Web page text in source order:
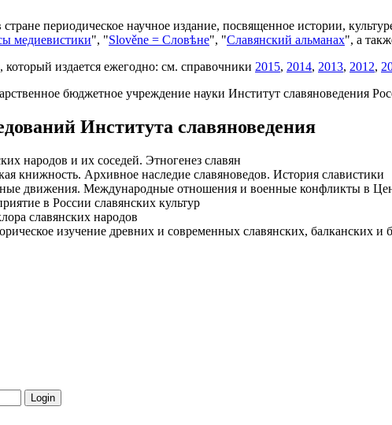
стране периодическое научное издание, посвященное истории,
медиевистики", "Slověne = Словѣне", "Славянский альманах", а
издается ежегодно: см. справочники 2015, 2014, 2013, 2012,
бюджетное учреждение науки Институт славяноведения
Института славяноведения
народов и их соседей. Этногенез славян
книжность. Архивное наследие славяноведов. История славистики
движения. Международные отношения и военные конфликты в
в России славянских культур
славянских народов
изучение древних и современных славянских, балканских